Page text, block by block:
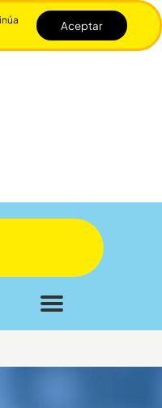
Cerrar
Aceptar